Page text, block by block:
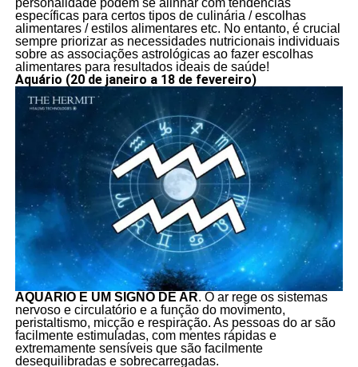
específicas para certos tipos de culinária / escolhas
alimentares / estilos alimentares etc. No entanto, é crucial
sempre priorizar as necessidades nutricionais individuais
sobre as associações astrológicas ao fazer escolhas
alimentares para resultados ideais de saúde!
Aquário (20 de janeiro a 18 de fevereiro)
AQUÁRIO É UM SIGNO DE AR. O ar rege os sistemas
nervoso e circulatório e a função do movimento,
peristaltismo, micção e respiração. As pessoas do ar são
facilmente estimuladas, com mentes rápidas e
extremamente sensíveis que são facilmente
desequilibradas e sobrecarregadas.